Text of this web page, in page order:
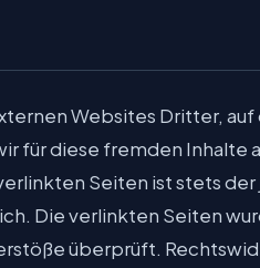
Websites Dritter,
für diese fremden Inhalte
Seiten ist stets
Die verlinkten Seiten
überprüft.